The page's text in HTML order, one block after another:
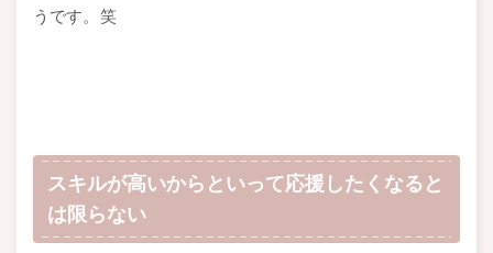
うです。笑
スキルが高いからといって応援したくなると
は限らない